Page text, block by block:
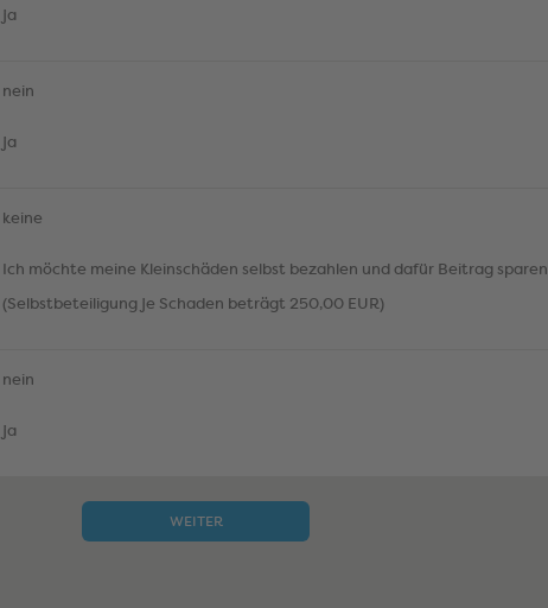
ja
nein
ja
keine
Ich möchte meine Kleinschäden selbst bezahlen und dafür Beitrag sparen
(Selbstbeteiligung je Schaden beträgt 250,00 EUR)
nein
ja